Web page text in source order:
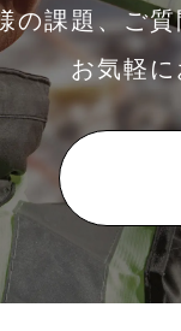
の課題、ご
お気軽